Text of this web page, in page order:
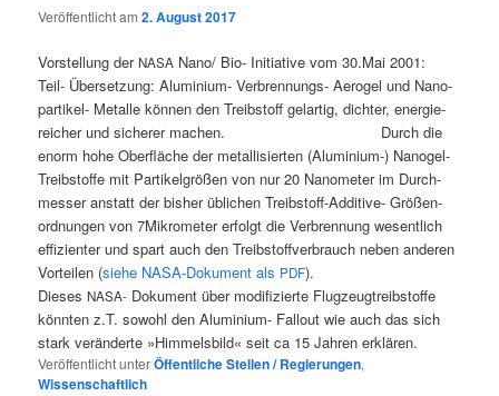
Veröffentlicht am2. August 2017
Vor­stel­lung derNASA Nano/ Bio- Initia­ti­ve vom 30.Mai 2001:
Teil- Über­set­zung: Alu­mi­ni­um- Ver­bren­nungs- Aero­gel und Nano­
par­ti­kel- Metal­le kön­nen den Treib­stoff gel­ar­tig, dich­ter, ener­gie­
rei­cher und siche­rer machen. Durch die
enorm hohe Ober­flä­che der metal­li­sier­ten (Alu­mi­ni­um-) Nano­gel-
Treib­stof­fe mit Par­ti­kel­grö­ßen von nur 20 Nano­me­ter im Durch­
mes­ser anstatt der bis­her übli­chen Treib­stoff-Addi­ti­ve- Grö­ßen­
ord­nun­gen von 7Mikrometer erfolgt die Ver­bren­nung wesent­lich
effi­zi­en­ter und spart auch den Treib­stoff­ver­brauch neben ande­ren
Vor­tei­len (sie­he NASA-Doku­ment als PDF).
Die­sesNASA- Doku­ment über modi­fi­zier­te Flug­zeug­treib­stof­fe
könn­ten z.T. sowohl den Alu­mi­ni­um- Fall­out wie auch das sich
stark ver­än­der­te »Him­mels­bild« seit ca 15 Jah­ren erklären.
Veröffentlicht unterÖffentliche Stellen / Regierungen,
Wissenschaftlich